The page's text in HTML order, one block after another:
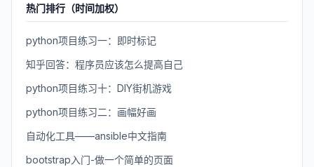
热门排行（时间加权）
python项目练习一：即时标记
知乎回答：程序员应该怎么提高自己
python项目练习十：DIY街机游戏
python项目练习二：画幅好画
自动化工具——ansible中文指南
bootstrap入门-做一个简单的页面